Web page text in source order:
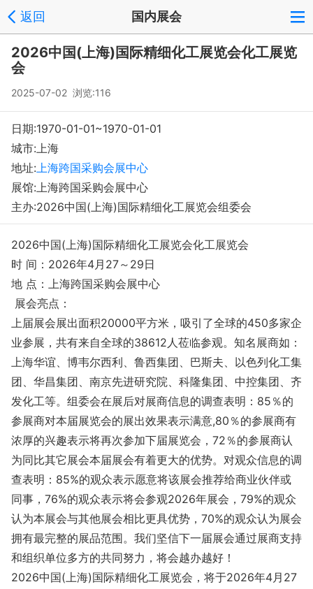
返回 国内展会
2026中国(上海)国际精细化工展览会化工展览
会
2025-07-02 浏览:116
日期:1970-01-01~1970-01-01
城市:上海
地址:上海跨国采购会展中心
展馆:上海跨国采购会展中心
主办:2026中国(上海)国际精细化工展览会组委会
2026中国(上海)国际精细化工展览会化工展览会
时 间：2026年4月27～29日
地 点：上海跨国采购会展中心
展会亮点：
上届展会展出面积20000平方米，吸引了全球的450多家企
业参展，共有来自全球的38612人莅临参观。知名展商如：
上海华谊、博韦尔西利、鲁西集团、巴斯夫、以色列化工集
团、华昌集团、南京先进研究院、科隆集团、中控集团、齐
发化工等。组委会在展后对展商信息的调查表明：85％的
参展商对本届展览会的展出效果表示满意,80％的参展商有
浓厚的兴趣表示将再次参加下届展览会，72％的参展商认
为同比其它展会本届展会有着更大的优势。对观众信息的调
查表明：85%的观众表示愿意将该展会推荐给商业伙伴或
同事，76%的观众表示将会参观2026年展会，79%的观众
认为本展会与其他展会相比更具优势，70%的观众认为展会
拥有最完整的展品范围。我们坚信下一届展会通过展商支持
和组织单位多方的共同努力，将会越办越好！
2026中国(上海)国际精细化工展览会，将于2026年4月27
注册 反馈
Copyright © 2008-2018 环球会展网 fairglobal.com.cn 版权所有